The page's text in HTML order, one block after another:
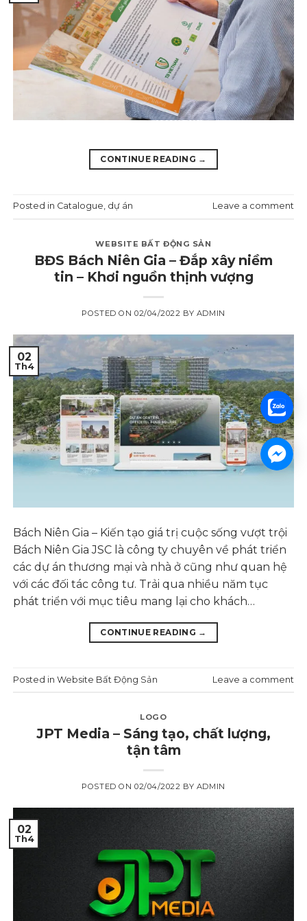
CONTINUE READING →
Posted in Catalogue, dự án Leave a comment
WEBSITE BẤT ĐỘNG SẢN
BĐS Bách Niên Gia – Đắp xây niềm
tin – Khơi nguồn thịnh vượng
POSTED ON 02/04/2022 BY ADMIN
02
Th4
Bách Niên Gia – Kiến tạo giá trị cuộc sống vượt trội
Bách Niên Gia JSC là công ty chuyên về phát triển
các dự án thương mại và nhà ở cũng như quan hệ
với các đối tác công tư. Trải qua nhiều năm tục
phát triển với mục tiêu mang lại cho khách…
CONTINUE READING →
Posted inWebsite Bất Động Sản Leave a comment
LOGO
JPT Media – Sáng tạo, chất lượng,
tận tâm
POSTED ON 02/04/2022 BY ADMIN
02
Th4